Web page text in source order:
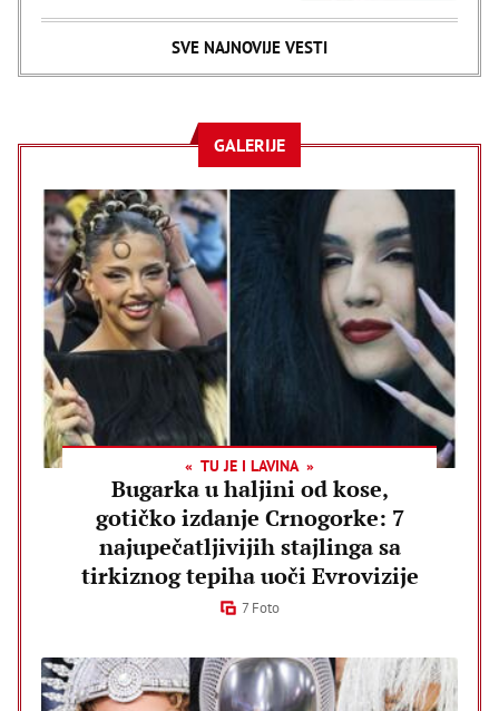
SVE NAJNOVIJE VESTI
GALERIJE
TU JE I LAVINA
Bugarka u haljini od kose,
gotičko izdanje Crnogorke: 7
najupečatljivijih stajlinga sa
tirkiznog tepiha uoči Evrovizije
7 Foto